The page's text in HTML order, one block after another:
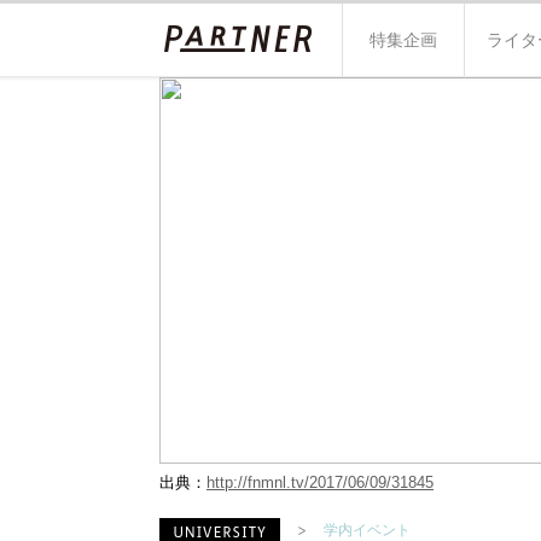
特集企画 ライタ
出典： http://fnmnl.tv/2017/06/09/31845
学内イベント